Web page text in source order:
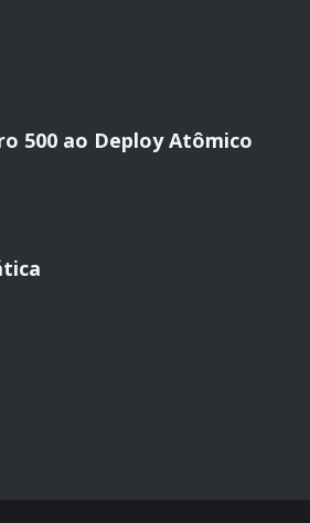
500 ao Deploy Atômico